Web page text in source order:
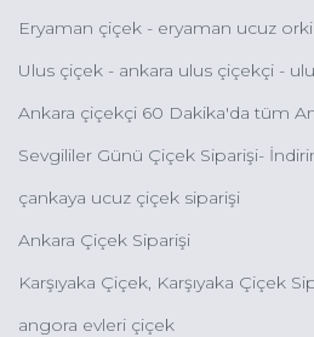
Eryaman çiçek - eryaman ucuz
Ulus çiçek - ankara ulus çiçekçi -
Ankara çiçekçi 60 Dakika'da tüm
Sevgililer Günü Çiçek Siparişi-
çankaya ucuz çiçek siparişi
Ankara Çiçek Siparişi
Karşıyaka Çiçek, Karşıyaka Çiçek
angora evleri çiçek